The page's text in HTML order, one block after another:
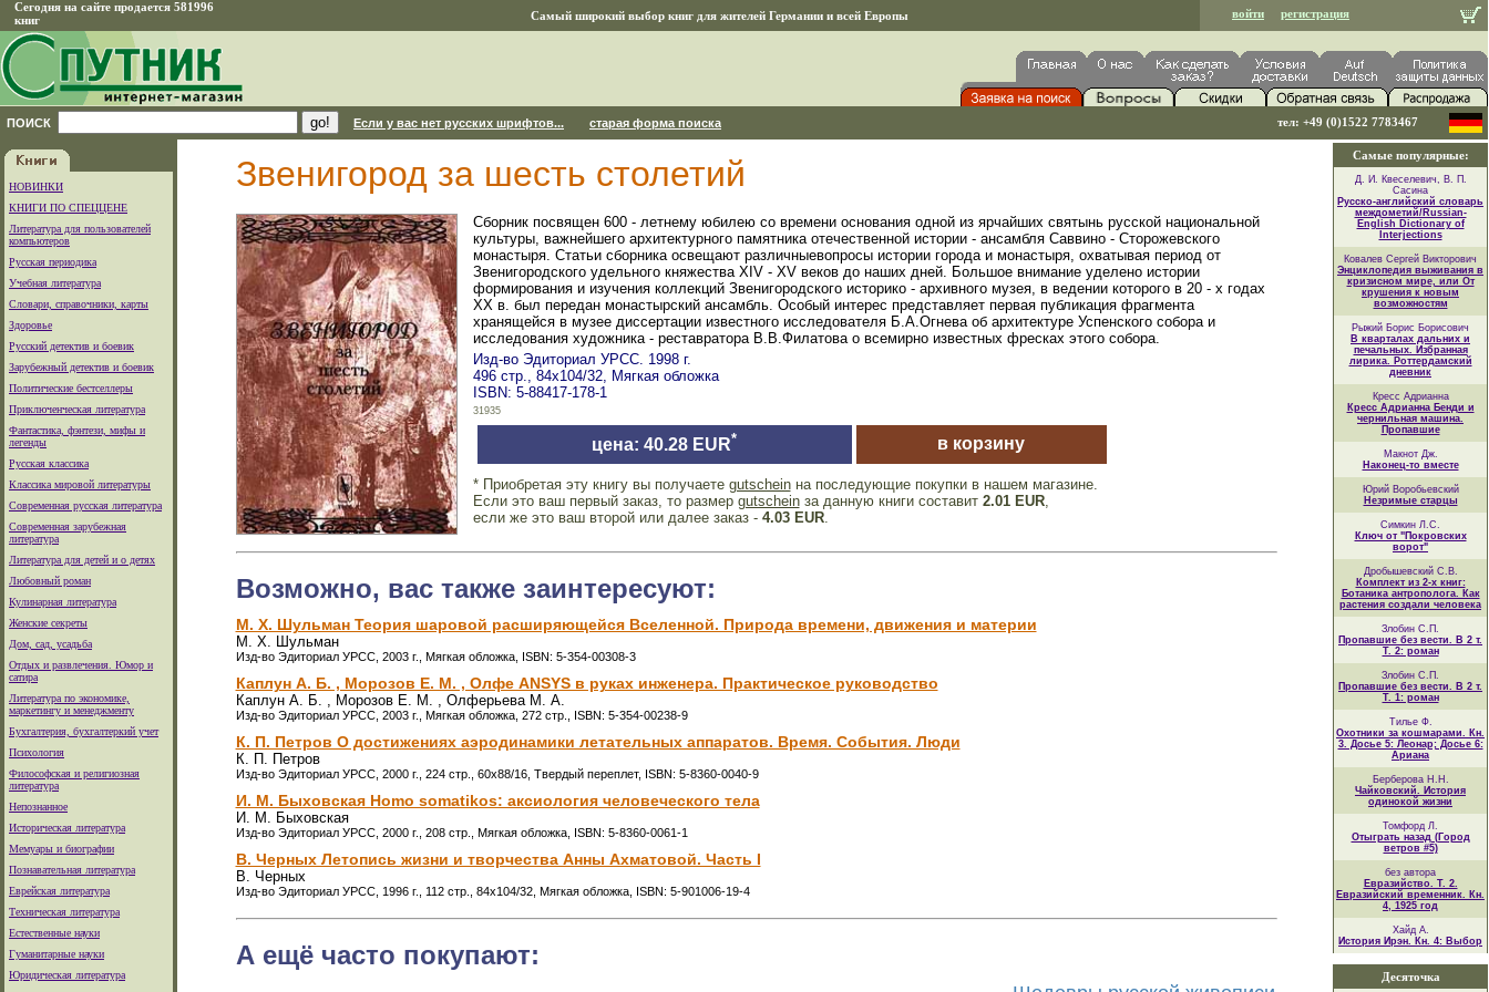
Сегодня на сайте продается 581996
книг
Самый широкий выбор книг для жителей Германии и всей Европы войти регистрация
ПОИСК Если у вас нет русских шрифтов... старая форма поиска тел: +49 (0)1522 7783467
НОВИНКИ
КНИГИ ПО СПЕЦЦЕНЕ
Литература для пользователей
компьютеров
Русская периодика
Учебная литература
Словари, справочники, карты
Здоровье
Русский детектив и боевик
Зарубежный детектив и боевик
Политические бестселлеры
Приключенческая литература
Фантастика, фэнтези, мифы и
легенды
Русская классика
Классика мировой литературы
Современная русская литература
Современная зарубежная
литература
Литература для детей и о детях
Любовный роман
Кулинарная литература
Женские секреты
Дом, сад, усадьба
Отдых и развлечения. Юмор и
сатира
Литература по экономике,
маркетингу и менеджменту
Бухгалтерия, бухгалтеркий учет
Психология
Философская и религиозная
литература
Непознанное
Историческая литература
Мемуары и биографии
Познавательная литература
Еврейская литература
Техническая литература
Естественные науки
Гуманитарные науки
Юридическая литература
Звенигород за шесть столетий
Сборник посвящен 600 - летнему юбилею со времени основания одной из ярчайших святынь русской национальной
культуры, важнейшего архитектурного памятника отечественной истории - ансамбля Саввино - Сторожевского
монастыря. Статьи сборника освещают различныевопросы истории города и монастыря, охватывая период от
Звенигородского удельного княжества XIV - XV веков до наших дней. Большое внимание уделено истории
формирования и изучения коллекций Звенигородского историко - архивного музея, в ведении которого в 20 - х годах
XX в. был передан монастырский ансамбль. Особый интерес представляет первая публикация фрагмента
хранящейся в музее диссертации известного исследователя Б.А.Огнева об архитектуре Успенского собора и
исследования художника - реставратора В.В.Филатова о всемирно известных фресках этого собора.
Изд-во Эдиториал УРСС. 1998 г.
496 стр., 84x104/32, Мягкая обложка
ISBN: 5-88417-178-1
31935
цена: 40.28 EUR* в корзину
* Приобретая эту книгу вы получаете gutscheinна последующие покупки в нашем магазине.
Если это ваш первый заказ, то размер gutscheinза данную книги составит 2.01 EUR,
если же это ваш второй или далее заказ - 4.03 EUR.
Возможно, вас также заинтересуют:
М. Х. Шульман Теория шаровой расширяющейся Вселенной. Природа времени, движения и материи
М. Х. Шульман
Изд-во Эдиториал УРСС, 2003 г., Мягкая обложка, ISBN: 5-354-00308-3
Каплун А. Б. , Морозов Е. М. , Олфе ANSYS в руках инженера. Практическое руководство
Каплун А. Б. , Морозов Е. М. , Олферьева М. А.
Изд-во Эдиториал УРСС, 2003 г., Мягкая обложка, 272 стр., ISBN: 5-354-00238-9
К. П. Петров О достижениях аэродинамики летательных аппаратов. Время. События. Люди
К. П. Петров
Изд-во Эдиториал УРСС, 2000 г., 224 стр., 60x88/16, Твердый переплет, ISBN: 5-8360-0040-9
И. М. Быховская Homo somatikos: аксиология человеческого тела
И. М. Быховская
Изд-во Эдиториал УРСС, 2000 г., 208 стр., Мягкая обложка, ISBN: 5-8360-0061-1
В. Черных Летопись жизни и творчества Анны Ахматовой. Часть I
В. Черных
Изд-во Эдиториал УРСС, 1996 г., 112 стр., 84x104/32, Мягкая обложка, ISBN: 5-901006-19-4
А ещё часто покупают:
Самые популярные:
Д. И. Квеселевич, В. П.
Сасина
Русско-английский словарь
междометий/Russian-
English Dictionary of
Interjections
Ковалев Сергей Викторович
Энциклопедия выживания в
кризисном мире, или От
крушения к новым
возможностям
Рыжий Борис Борисович
В кварталах дальних и
печальных. Избранная
лирика. Роттердамский
дневник
Кресс Адрианна
Кресс Адрианна Бенди и
чернильная машина.
Пропавшие
Макнот Дж.
Наконец-то вместе
Юрий Воробьевский
Незримые старцы
Симкин Л.С.
Ключ от "Покровских
ворот"
Дробышевский С.В.
Комплект из 2-х книг:
Ботаника антрополога. Как
растения создали человека
Злобин С.П.
Пропавшие без вести. В 2 т.
Т. 2: роман
Злобин С.П.
Пропавшие без вести. В 2 т.
Т. 1: роман
Тилье Ф.
Охотники за кошмарами. Кн.
3. Досье 5: Леонар; Досье 6:
Ариана
Берберова Н.Н.
Чайковский. История
одинокой жизни
Томфорд Л.
Отыграть назад (Город
ветров #5)
без автора
Евразийство. Т. 2.
Евразийский временник. Кн.
4, 1925 год
Хайд А.
История Ирэн. Кн. 4: Выбор
Десяточка